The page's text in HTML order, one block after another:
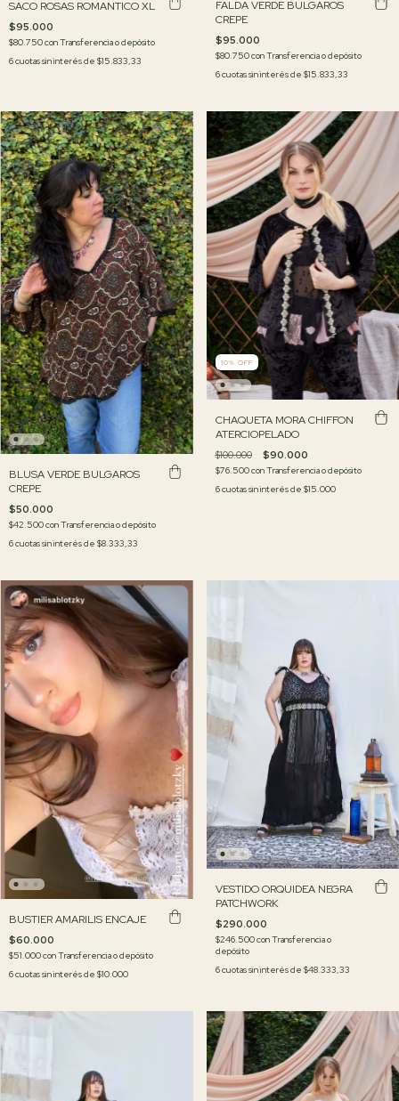
SACO ROSAS ROMANTICO XL
$95.000
$80.750conTransferencia o depósito
6cuotas sin interés de $15.833,33
FALDA VERDE BULGAROS
CREPE
$95.000
$80.750conTransferencia o depósito
6cuotas sin interés de $15.833,33
BLUSA VERDE BULGAROS
CREPE
$50.000
$42.500conTransferencia o depósito
6cuotas sin interés de $8.333,33
10% OFF
CHAQUETA MORA CHIFFON
ATERCIOPELADO
$100.000 $90.000
$76.500conTransferencia o depósito
6cuotas sin interés de $15.000
BUSTIER AMARILIS ENCAJE
$60.000
$51.000conTransferencia o depósito
6cuotas sin interés de $10.000
VESTIDO ORQUIDEA NEGRA
PATCHWORK
$290.000
$246.500conTransferencia o
depósito
6cuotas sin interés de $48.333,33